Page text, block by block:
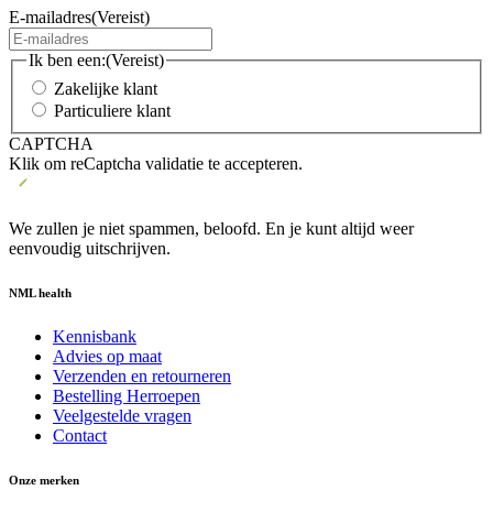
E-mailadres(Vereist)
Ik ben een:(Vereist)
Zakelijke klant
Particuliere klant
CAPTCHA
Klik om reCaptcha validatie te accepteren.
We zullen je niet spammen, beloofd. En je kunt altijd weer
eenvoudig uitschrijven.
NML health
Kennisbank
Advies op maat
Verzenden en retourneren
Bestelling Herroepen
Veelgestelde vragen
Contact
Onze merken